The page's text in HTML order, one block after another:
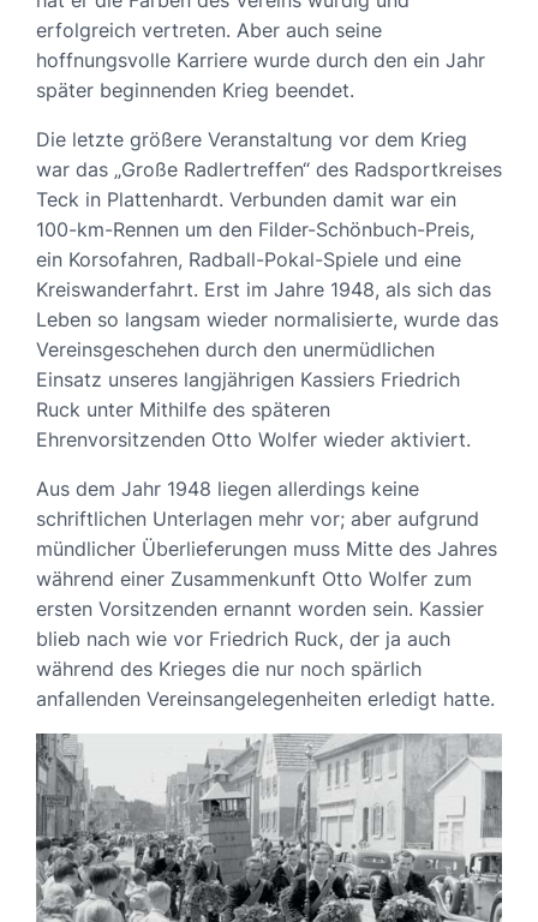
erfolgreich vertreten. Aber auch seine
hoffnungsvolle Karriere wurde durch den ein Jahr
später beginnenden Krieg beendet.
Die letzte größere Veranstaltung vor dem Krieg
war das „Große Radlertreffen“ des Radsportkreises
Teck in Plattenhardt. Verbunden damit war ein
100-km-Rennen um den Filder-Schönbuch-Preis,
ein Korsofahren, Radball-Pokal-Spiele und eine
Kreiswanderfahrt. Erst im Jahre 1948, als sich das
Leben so langsam wieder normalisierte, wurde das
Vereinsgeschehen durch den unermüdlichen
Einsatz unseres langjährigen Kassiers Friedrich
Ruck unter Mithilfe des späteren
Ehrenvorsitzenden Otto Wolfer wieder aktiviert.
Aus dem Jahr 1948 liegen allerdings keine
schriftlichen Unterlagen mehr vor; aber aufgrund
mündlicher Überlieferungen muss Mitte des Jahres
während einer Zusammenkunft Otto Wolfer zum
ersten Vorsitzenden ernannt worden sein. Kassier
blieb nach wie vor Friedrich Ruck, der ja auch
während des Krieges die nur noch spärlich
anfallenden Vereinsangelegenheiten erledigt hatte.